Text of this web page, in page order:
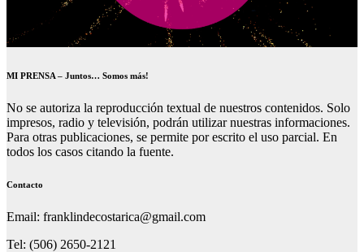
MI PRENSA – Juntos… Somos más!
No se autoriza la reproducción textual de nuestros contenidos. Solo
impresos, radio y televisión, podrán utilizar nuestras informaciones.
Para otras publicaciones, se permite por escrito el uso parcial. En
todos los casos citando la fuente.
Contacto
Email: franklindecostarica@gmail.com
Tel: (506) 2650-2121